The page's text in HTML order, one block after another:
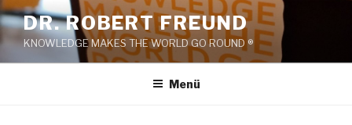
Zum
Inhalt
springen
DR. ROBERT FREUND
KNOWLEDGE MAKES THE WORLD GO ROUND ®
Menü